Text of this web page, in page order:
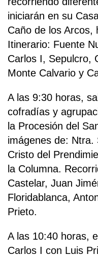
iniciarán en su
Caño de los Arcos,
Itinerario: Fuente
Carlos I, Sepulcro,
Monte Calvario y
A las 9:30 horas,
cofradías y
la Procesión del
imágenes de: Ntra.
Cristo del
la Columna.
Castelar, Juan
Floridablanca,
Prieto.
A las 10:40 horas,
Carlos I con Luis